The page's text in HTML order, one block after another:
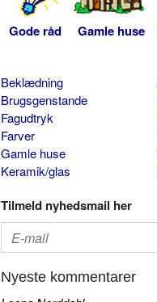
Gode råd Gamle huse
Beklædning
Brugsgenstande
Fagudtryk
Farver
Gamle huse
Keramik/glas
Tilmeld nyhedsmail her
Nyeste kommentarer